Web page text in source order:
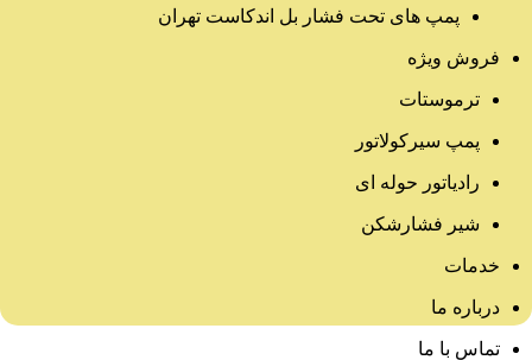
پمپ های تحت فشار بل اندکاست تهران
فروش ویژه
ترموستات
پمپ سیرکولاتور
رادیاتور حوله ای
شیر فشارشکن
خدمات
درباره ما
تماس با ما